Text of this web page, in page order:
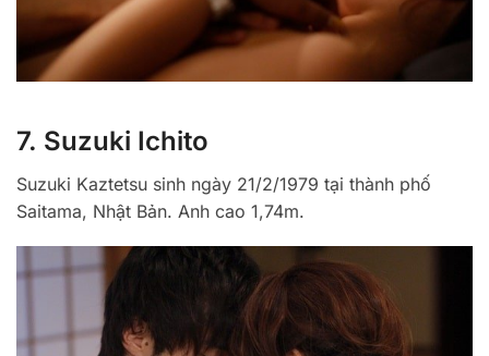
7. Suzuki Ichito
Suzuki Kaztetsu sinh ngày 21/2/1979 tại thành phố
Saitama, Nhật Bản. Anh cao 1,74m.